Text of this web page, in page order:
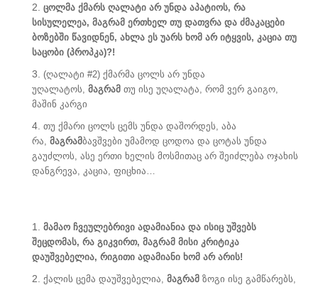
ცოლმა ქმარს ღალატი არ უნდა აპატიოს, რა
სისულელეა, მაგრამ ერთხელ თუ დათვრა და ძმაკაცები
ბოზებში წავიდნენ, ახლა ეს უარს ხომ არ იტყვის, კაცია თუ
საცობი (პროპკა)?!
(ღალატი #2) ქმარმა ცოლს არ უნდა
უღალატოს, მაგრამ თუ ისე უღალატა, რომ ვერ გაიგო,
მაშინ კარგი
თუ ქმარი ცოლს ცემს უნდა დაშორდეს, აბა
რა, მაგრამბავშვები უმამოდ ცოდოა და ცოტას უნდა
გაუძლოს, ასე ერთი ხელის მოსმითაც არ შეიძლება ოჯახის
დანგრევა, კაცია, ფიცხია…
მამაო ჩვეულებრივი ადამიანია და ისიც უშვებს
შეცდომას, რა გიკვირთ, მაგრამ მისი კრიტიკა
დაუშვებელია, რიგითი ადამიანი ხომ არ არის!
ქალის ცემა დაუშვებელია, მაგრამ ზოგი ისე გამწარებს,